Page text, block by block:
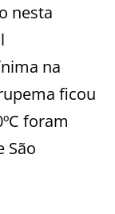
nesta
na
ficou
foram
São